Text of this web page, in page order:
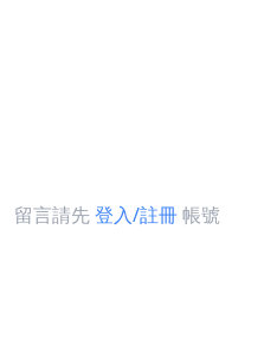
留言請先登入/註冊帳號